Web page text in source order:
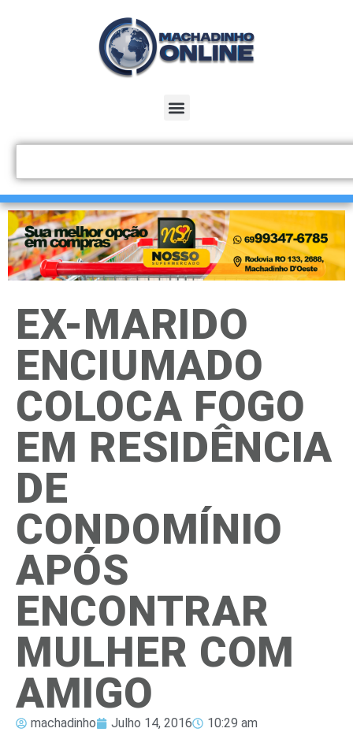
EX-MARIDO
ENCIUMADO
COLOCA FOGO
EM RESIDÊNCIA
DE
CONDOMÍNIO
APÓS
ENCONTRAR
MULHER COM
AMIGO
machadinho Julho 14, 2016 10:29 am